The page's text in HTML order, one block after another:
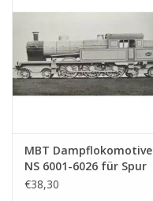
MBT Dampflokomotive
NS 6001-6026 für Spur
0 - Bauzeichnung
€38,30